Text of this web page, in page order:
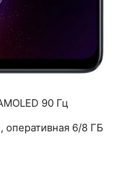
90 Гц
оперативная 6/8 ГБ